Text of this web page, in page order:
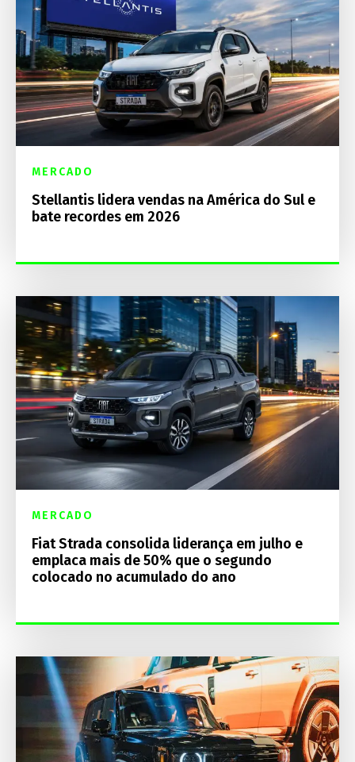
MERCADO
Stellantis lidera vendas na América do Sul e
bate recordes em 2026
MERCADO
Fiat Strada consolida liderança em julho e
emplaca mais de 50% que o segundo
colocado no acumulado do ano